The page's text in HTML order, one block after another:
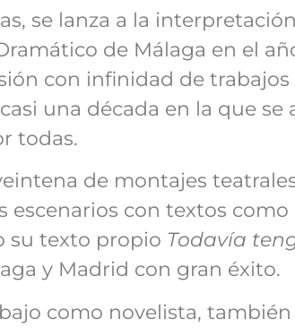
se lanza a la
de Málaga en el
con infinidad de
una década en la que se
todas.
de montajes
escenarios con textos como
su texto propio Todavía
y Madrid con gran éxito.
como novelista,